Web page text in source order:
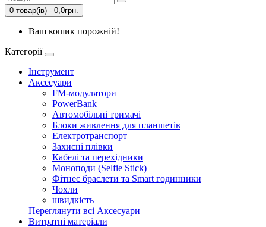
0 товар(ів) - 0,0грн.
Ваш кошик порожній!
Категорії
Інструмент
Аксесуари
FM-модулятори
PowerBank
Автомобільні тримачі
Блоки живлення для планшетів
Електротранспорт
Захисні плівки
Кабелі та перехідники
Моноподи (Selfie Stick)
Фітнес браслети та Smart годинники
Чохли
швидкість
Переглянути всі Аксесуари
Витратні матеріали